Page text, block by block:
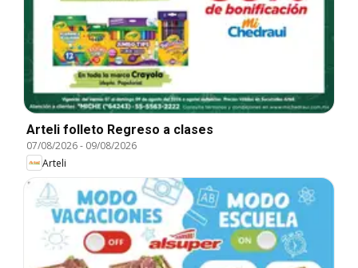
Arteli folleto Regreso a clases
07/08/2026- 09/08/2026
Arteli